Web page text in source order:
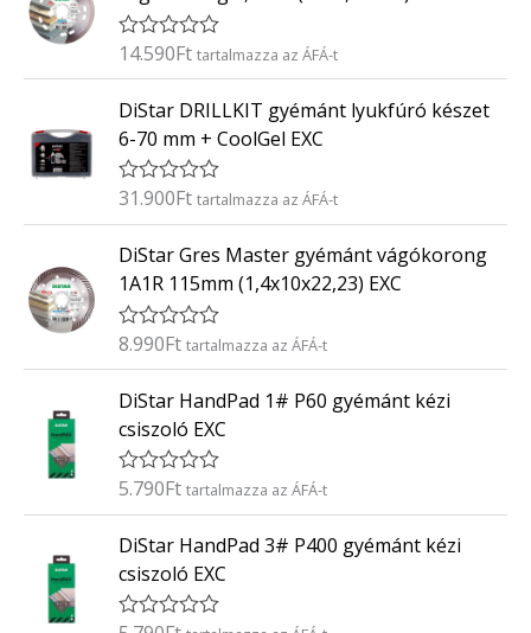
É
é
k
e
l
s
:
/
5
14.590Ft tartalmazza az ÁFÁ-t
DiStar DRILLKIT gyémánt lyukfúró készet
6-70 mm + CoolGel EXC
É
é
k
e
l
é
s
:
/
5
31.900Ft tartalmazza az ÁFÁ-t
DiStar Gres Master gyémánt vágókorong
1A1R 115mm (1,4x10x22,23) EXC
É
é
e
l
é
s
:
/
5
8.990Ft tartalmazza az ÁFÁ-t
DiStar HandPad 1# P60 gyémánt kézi
csiszoló EXC
É
é
e
l
5.790Ft tartalmazza az ÁFÁ-t
DiStar HandPad 3# P400 gyémánt kézi
csiszoló EXC